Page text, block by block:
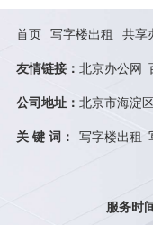
首页 写字楼出租 共享
友情链接： 北京办公网
公司地址： 北京市海淀
关 键 词： 写字楼出租
服务时